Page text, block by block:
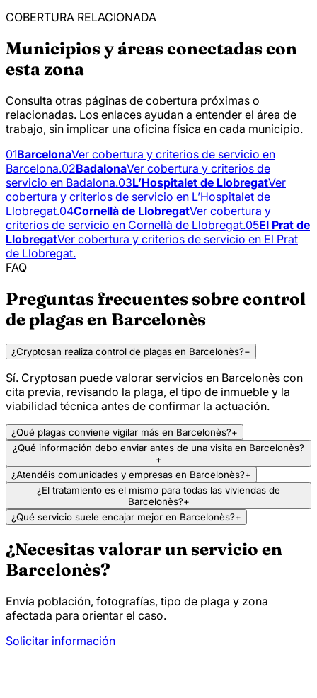
COBERTURA RELACIONADA
Municipios y áreas conectadas con
esta zona
Consulta otras páginas de cobertura próximas o
relacionadas. Los enlaces ayudan a entender el área de
trabajo, sin implicar una oficina física en cada municipio.
01BarcelonaVer cobertura y criterios de servicio en
Barcelona.02BadalonaVer cobertura y criterios de
servicio en Badalona.03L’Hospitalet de LlobregatVer
cobertura y criterios de servicio en L’Hospitalet de
Llobregat.04Cornellà de LlobregatVer cobertura y
criterios de servicio en Cornellà de Llobregat.05El Prat de
LlobregatVer cobertura y criterios de servicio en El Prat
de Llobregat.
FAQ
Preguntas frecuentes sobre control
de plagas en Barcelonès
¿Cryptosan realiza control de plagas en Barcelonès?−
Sí. Cryptosan puede valorar servicios en Barcelonès con
cita previa, revisando la plaga, el tipo de inmueble y la
viabilidad técnica antes de confirmar la actuación.
¿Qué plagas conviene vigilar más en Barcelonès?+
¿Qué información debo enviar antes de una visita en Barcelonès?
+
¿Atendéis comunidades y empresas en Barcelonès?+
¿El tratamiento es el mismo para todas las viviendas de
Barcelonès?+
¿Qué servicio suele encajar mejor en Barcelonès?+
¿Necesitas valorar un servicio en
Barcelonès?
Envía población, fotografías, tipo de plaga y zona
afectada para orientar el caso.
Solicitar información